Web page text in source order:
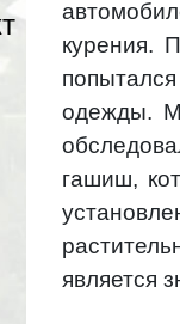
курения.
одежды.
гашиш,
является